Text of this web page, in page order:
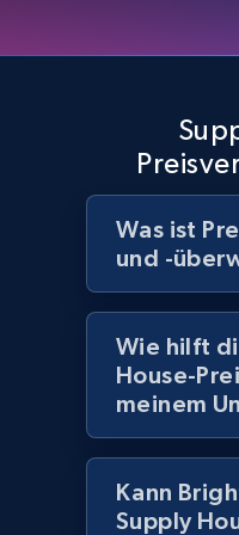
URL, Domain,
Sku, Product id,
and more.
2.1K+ 355+
Home Depot US -
specific category
URL, Domain,
Sku, Product id,
and more.
Was ist
und -
Wie hilft
House-
meinem
Kann
Supply